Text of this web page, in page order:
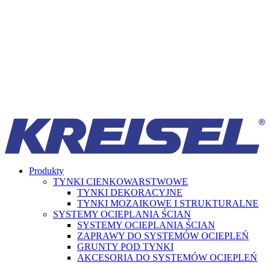
Produkty
TYNKI CIENKOWARSTWOWE
TYNKI DEKORACYJNE
TYNKI MOZAIKOWE I STRUKTURALNE
SYSTEMY OCIEPLANIA ŚCIAN
SYSTEMY OCIEPLANIA ŚCIAN
ZAPRAWY DO SYSTEMÓW OCIEPLEŃ
GRUNTY POD TYNKI
AKCESORIA DO SYSTEMÓW OCIEPLEŃ